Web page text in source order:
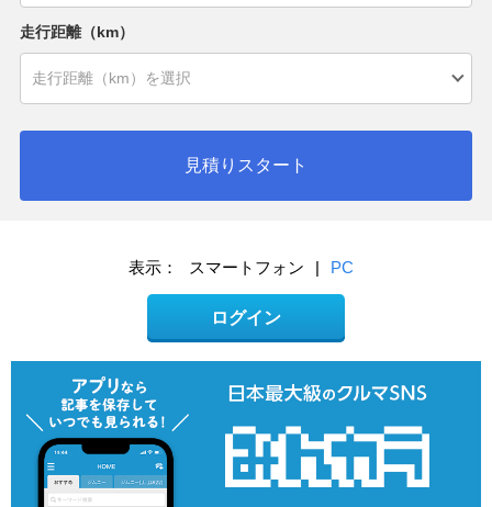
走行距離（km）
見積りスタート
表示： スマートフォン | PC
ログイン